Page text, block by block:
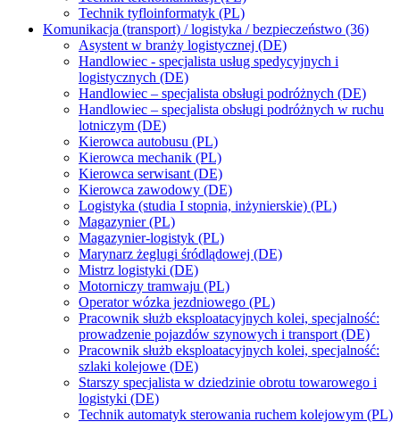
Technik tyfloinformatyk (PL)
Komunikacja (transport) / logistyka / bezpieczeństwo (36)
Asystent w branży logistycznej (DE)
Handlowiec - specjalista usług spedycyjnych i
logistycznych (DE)
Handlowiec – specjalista obsługi podróżnych (DE)
Handlowiec – specjalista obsługi podróżnych w ruchu
lotniczym (DE)
Kierowca autobusu (PL)
Kierowca mechanik (PL)
Kierowca serwisant (DE)
Kierowca zawodowy (DE)
Logistyka (studia I stopnia, inżynierskie) (PL)
Magazynier (PL)
Magazynier-logistyk (PL)
Marynarz żeglugi śródlądowej (DE)
Mistrz logistyki (DE)
Motorniczy tramwaju (PL)
Operator wózka jezdniowego (PL)
Pracownik służb eksploatacyjnych kolei, specjalność:
prowadzenie pojazdów szynowych i transport (DE)
Pracownik służb eksploatacyjnych kolei, specjalność:
szlaki kolejowe (DE)
Starszy specjalista w dziedzinie obrotu towarowego i
logistyki (DE)
Technik automatyk sterowania ruchem kolejowym (PL)